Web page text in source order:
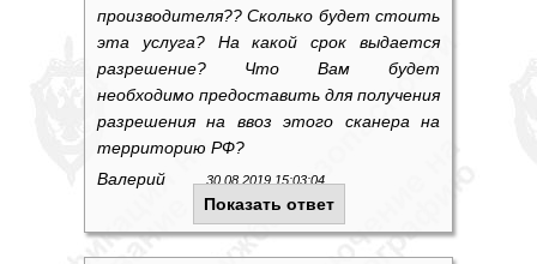
производителя?? Сколько будет стоить
эта услуга? На какой срок выдается
разрешение? Что Вам будет
необходимо предоставить для получения
разрешения на ввоз этого сканера на
территорию РФ?
Валерий
30.08.2019 15:03:04
Показать ответ